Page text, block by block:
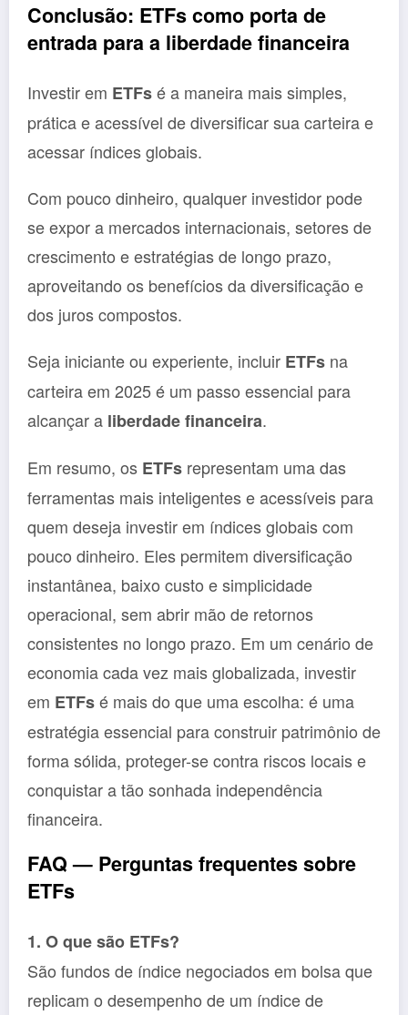
Conclusão: ETFs como porta de
entrada para a liberdade financeira
Investir em ETFsé a maneira mais simples,
prática e acessível de diversificar sua carteira e
acessar índices globais.
Com pouco dinheiro, qualquer investidor pode
se expor a mercados internacionais, setores de
crescimento e estratégias de longo prazo,
aproveitando os benefícios da diversificação e
dos juros compostos.
Seja iniciante ou experiente, incluir ETFs na
carteira em 2025 é um passo essencial para
alcançar a liberdade financeira.
Em resumo, os ETFs representam uma das
ferramentas mais inteligentes e acessíveis para
quem deseja investir em índices globais com
pouco dinheiro. Eles permitem diversificação
instantânea, baixo custo e simplicidade
operacional, sem abrir mão de retornos
consistentes no longo prazo. Em um cenário de
economia cada vez mais globalizada, investir
em ETFsé mais do que uma escolha: é uma
estratégia essencial para construir patrimônio de
forma sólida, proteger-se contra riscos locais e
conquistar a tão sonhada independência
financeira.
FAQ — Perguntas frequentes sobre
ETFs
1. O que são ETFs?
São fundos de índice negociados em bolsa que
replicam o desempenho de um índice de